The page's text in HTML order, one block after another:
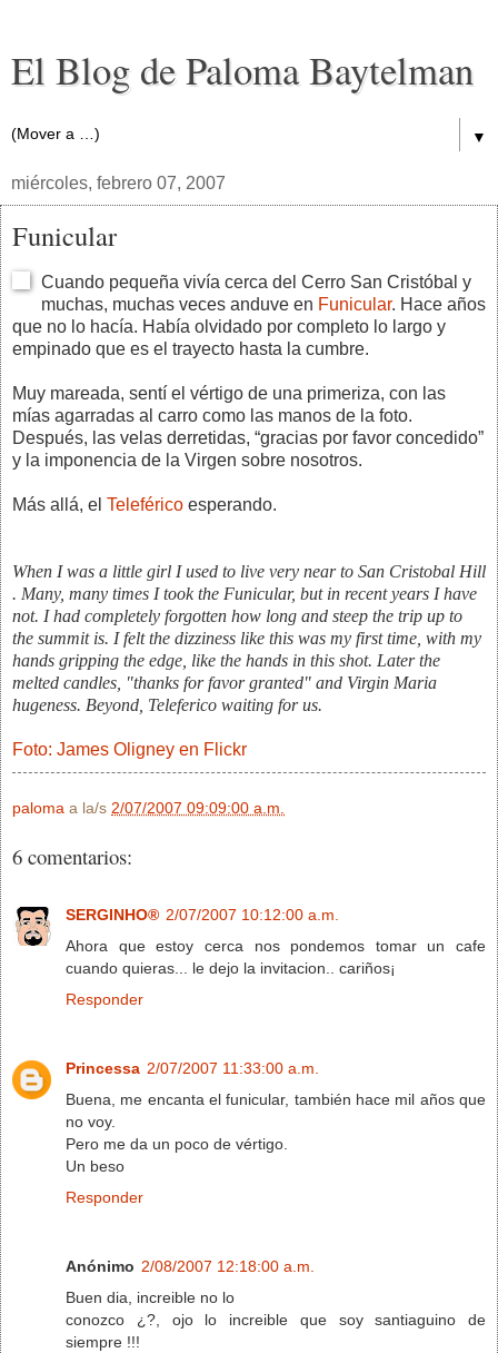
El Blog de Paloma Baytelman
▼
miércoles, febrero 07, 2007
Funicular
Cuando pequeña vivía cerca del Cerro San Cristóbal y
muchas, muchas veces anduve en Funicular. Hace años
que no lo hacía. Había olvidado por completo lo largo y
empinado que es el trayecto hasta la cumbre.
Muy mareada, sentí el vértigo de una primeriza, con las
mías agarradas al carro como las manos de la foto.
Después, las velas derretidas, “gracias por favor concedido”
y la imponencia de la Virgen sobre nosotros.
Más allá, el Teleférico esperando.
When I was a little girl I used to live very near to San Cristobal Hill
. Many, many times I took the Funicular, but in recent years I have
not. I had completely forgotten how long and steep the trip up to
the summit is. I felt the dizziness like this was my first time, with my
hands gripping the edge, like the hands in this shot. Later the
melted candles, "thanks for favor granted" and Virgin Maria
hugeness. Beyond, Teleferico waiting for us.
Foto: James Oligney en Flickr
paloma a la/s 2/07/2007 09:09:00 a.m.
6 comentarios:
SERGINHO® 2/07/2007 10:12:00 a.m.
Ahora que estoy cerca nos pondemos tomar un cafe
cuando quieras... le dejo la invitacion.. cariños¡
Responder
Princessa 2/07/2007 11:33:00 a.m.
Buena, me encanta el funicular, también hace mil años que
no voy.
Pero me da un poco de vértigo.
Un beso
Responder
Anónimo 2/08/2007 12:18:00 a.m.
Buen dia, increible no lo
conozco ¿?, ojo lo increible que soy santiaguino de
siempre !!!